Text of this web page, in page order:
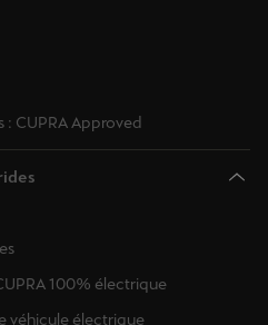
: CUPRA Approved
100% électrique
véhicule électrique